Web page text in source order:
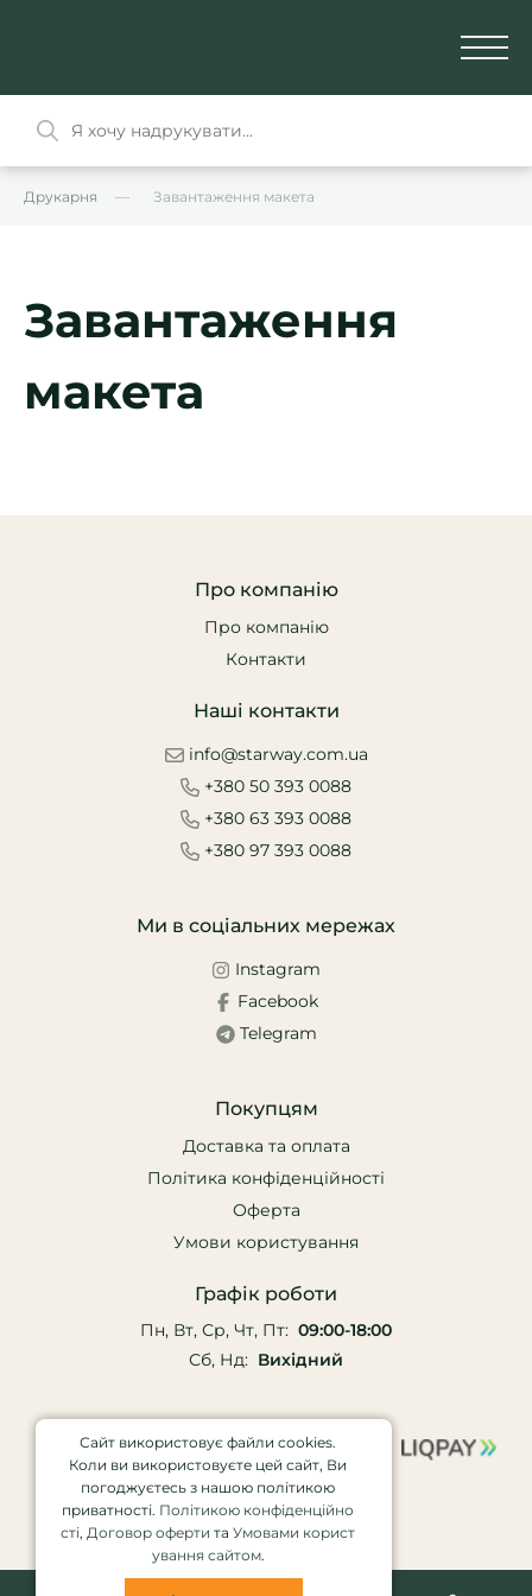
Друкарня Завантаження макета
Завантаження
макета
Про компанію
Про компанію
Контакти
Наші контакти
info@starway.com.ua
+380 50 393 0088
+380 63 393 0088
+380 97 393 0088
Ми в соціальних мережах
Instagram
Facebook
Telegram
Покупцям
Доставка та оплата
Політика конфіденційності
Оферта
Умови користування
Графік роботи
Пн, Вт, Ср, Чт, Пт: 09:00-18:00
Сб, Нд: Вихідний
Сайт використовує файли cookies.
Коли ви використовуєте цей сайт, Ви
погоджуєтесь з нашою політикою
приватності. Політикою конфіденційно
сті, Договор оферти та Умовами корист
ування сайтом.